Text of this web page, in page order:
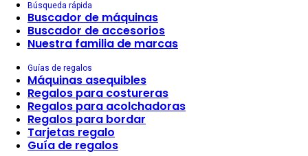
Búsqueda rápida
Buscador de máquinas
Buscador de accesorios
Nuestra familia de marcas
Guías de regalos
Máquinas asequibles
Regalos para costureras
Regalos para acolchadoras
Regalos para bordar
Tarjetas regalo
Guía de regalos